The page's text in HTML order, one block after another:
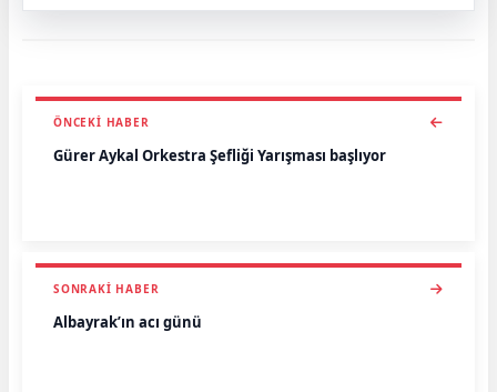
ÖNCEKI HABER
Gürer Aykal Orkestra Şefliği Yarışması başlıyor
SONRAKI HABER
Albayrak’ın acı günü